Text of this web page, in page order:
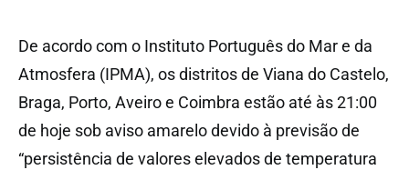
De acordo com o Instituto Português do Mar e da
Atmosfera (IPMA), os distritos de Viana do Castelo,
Braga, Porto, Aveiro e Coimbra estão até às 21:00
de hoje sob aviso amarelo devido à previsão de
“persistência de valores elevados de temperatura